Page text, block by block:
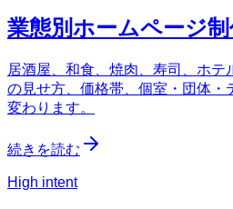
業態別ホームページ
居酒屋、和食、焼肉、寿司、ホ
の見せ方、価格帯、個室・団体・
変わります。
続きを読む
High intent